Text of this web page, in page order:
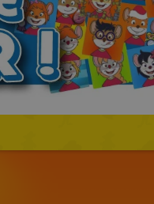
TURKISH
GREEK
RUSSIAN
DUTCH
CATALAN